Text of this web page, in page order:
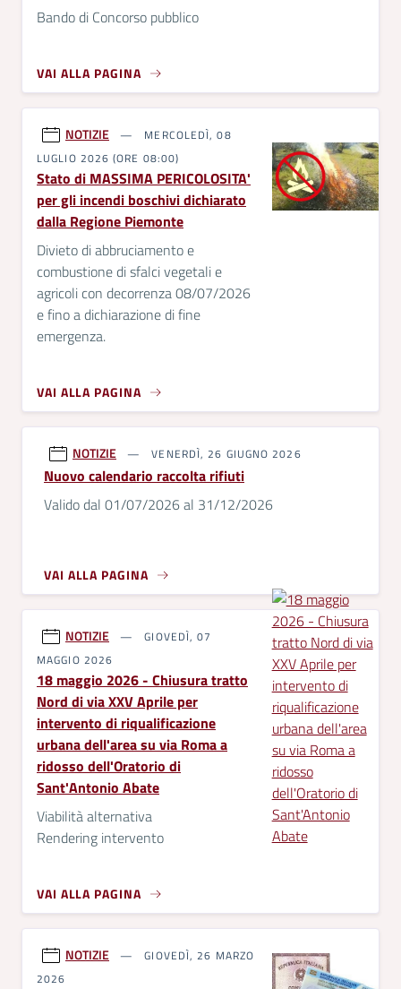
Bando di Concorso pubblico
VAI ALLA PAGINA
NOTIZIE
MERCOLEDÌ, 08
LUGLIO 2026 (ORE 08:00)
Stato di MASSIMA PERICOLOSITA'
per gli incendi boschivi dichiarato
dalla Regione Piemonte
Divieto di abbruciamento e
combustione di sfalci vegetali e
agricoli con decorrenza 08/07/2026
e fino a dichiarazione di fine
emergenza.
VAI ALLA PAGINA
NOTIZIE VENERDÌ, 26 GIUGNO 2026
Nuovo calendario raccolta rifiuti
Valido dal 01/07/2026 al 31/12/2026
VAI ALLA PAGINA
NOTIZIE
GIOVEDÌ, 07
MAGGIO 2026
18 maggio 2026 - Chiusura tratto
Nord di via XXV Aprile per
intervento di riqualificazione
urbana dell'area su via Roma a
ridosso dell'Oratorio di
Sant'Antonio Abate
Viabilità alternativa
Rendering intervento
VAI ALLA PAGINA
NOTIZIE
GIOVEDÌ, 26 MARZO
2026